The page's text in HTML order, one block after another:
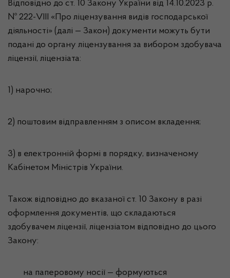
Відповідно до ст. 10 Закону України від 14.10.2023 р.
№ 222-VIII «Про ліцензування видів господарської
діяльності» (далі — Закон) документи можуть бути
подані до органу ліцензування за вибором здобувача
ліцензії, ліцензіата:
1) нарочно;
2) поштовим відправленням з описом вкладення;
3) в електронній формі в порядку, визначеному
Кабінетом Міністрів України.
Також відповідно до вказаної ст. 10 Закону в разі
оформлення документів, що складаються
здобувачем ліцензії, ліцензіатом відповідно до цього
Закону:
на паперовому носії — формуються